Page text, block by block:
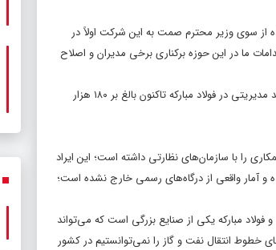
از سوی وزیر محترم صمت به این شرکت اولاً در
ما در این حوزه برکناری برخی مدیران و اصلاح
طیب‌نیا افزایش ۱۰ درصدی تولید فولاد مبارکه نسبت به سال گذشته را افتخارآمیز عنوان کرد و گفت: از ابتدای فعالیت تیم جدید مدیریتی در فولاد مبارکه تاکنون بالغ بر ۱۸۰ هزار
را با سازمان‌های نظارتی داشته است؛ این ایراد
آمار واقعی از درگاه‌های رسمی خارج نشده است؛
مبارکه یکی از صنایع بزرگی است که می‌تواند
خطوط انتقال نفت و گاز را نمی‌توانستیم در کشور